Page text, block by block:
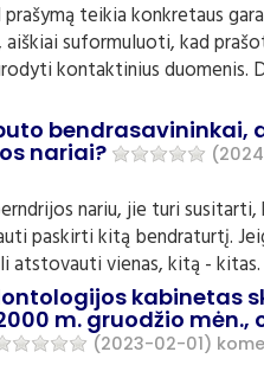
teikia konkretaus
suformuluoti, kad
kontaktinius duomenis.
bendrasavininkai,
nariai?
nariu, jie turi susitarti,
paskirti kitą bendraturtį.
atstovauti vienas, kitą - kitas.
kabinetas
m. gruodžio mėn.,
(2023-02-01)